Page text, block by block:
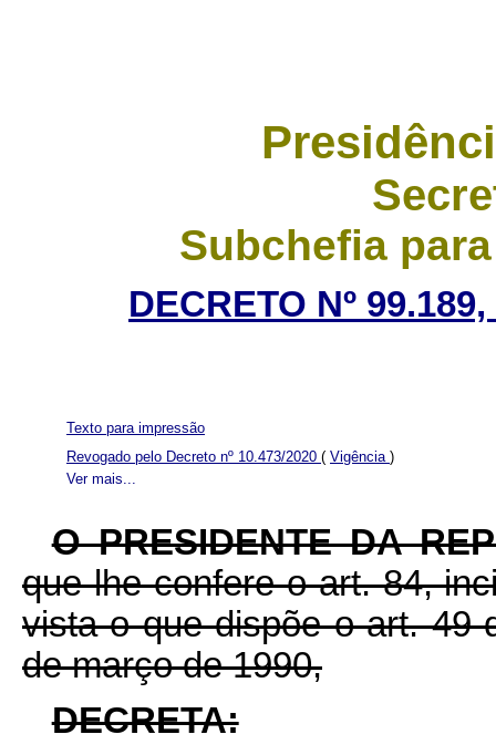
Subchefia
DECRETO Nº
Ver mais...
Texto para impressão
Revogado pelo Decreto nº 10.473/2020 ( Vigência )
O PRESIDENTE DA
que lhe confere o art. 84,
vista o que dispõe o art. 49
de março de 1990,
DECRETA: